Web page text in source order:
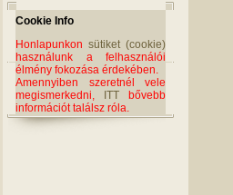
Cookie Info
Honlapunkon sütiket (cookie)
használunk a felhasználói
élmény fokozása érdekében.
Amennyiben szeretnél vele
megismerkedni,
ITT bővebb
információt találsz róla.